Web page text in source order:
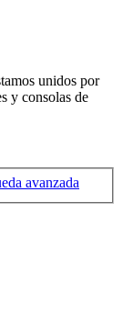
unidos por
y consolas de
avanzada